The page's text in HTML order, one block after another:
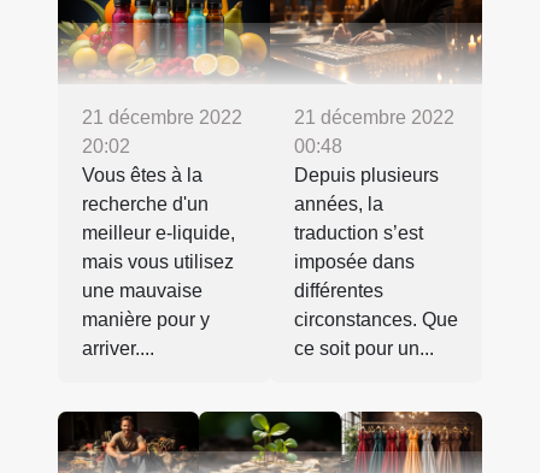
21 décembre 2022
20:02
Vous êtes à la
recherche d'un
meilleur e-liquide,
mais vous utilisez
une mauvaise
manière pour y
arriver....
21 décembre 2022
00:48
Depuis plusieurs
années, la
traduction s’est
imposée dans
différentes
circonstances. Que
ce soit pour un...